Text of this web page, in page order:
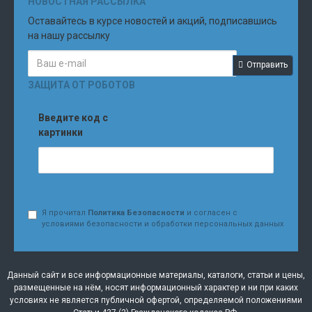
Оставайтесь в курсе новостей и акций, подписавшись
на нашу рассылку
Отправить
ЗАЩИТА ОТ РОБОТОВ
Введите код с
картинки
Я прочитал Политика Безопасности и согласен с
условиями безопасности и обработки персональных данных
Данный сайт и все информационные материалы, каталоги, статьи и цены,
размещенные на нём, носят информационный характер и ни при каких
условиях не является публичной офертой, определяемой положениями